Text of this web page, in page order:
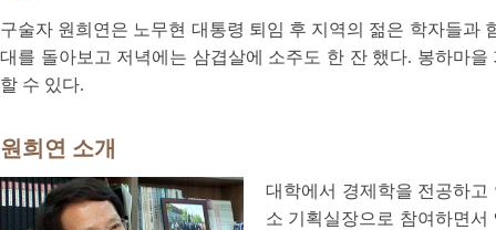
구술자 원희연은 노무현 대통령 퇴임 후 지역의 젊은 학자들과
대를 돌아보고 저녁에는 삼겹살에 소주도 한 잔 했다. 봉하마
할 수 있다.
원희연 소개
대학에서 경제학을 전공하
소 기획실장으로 참여하면서